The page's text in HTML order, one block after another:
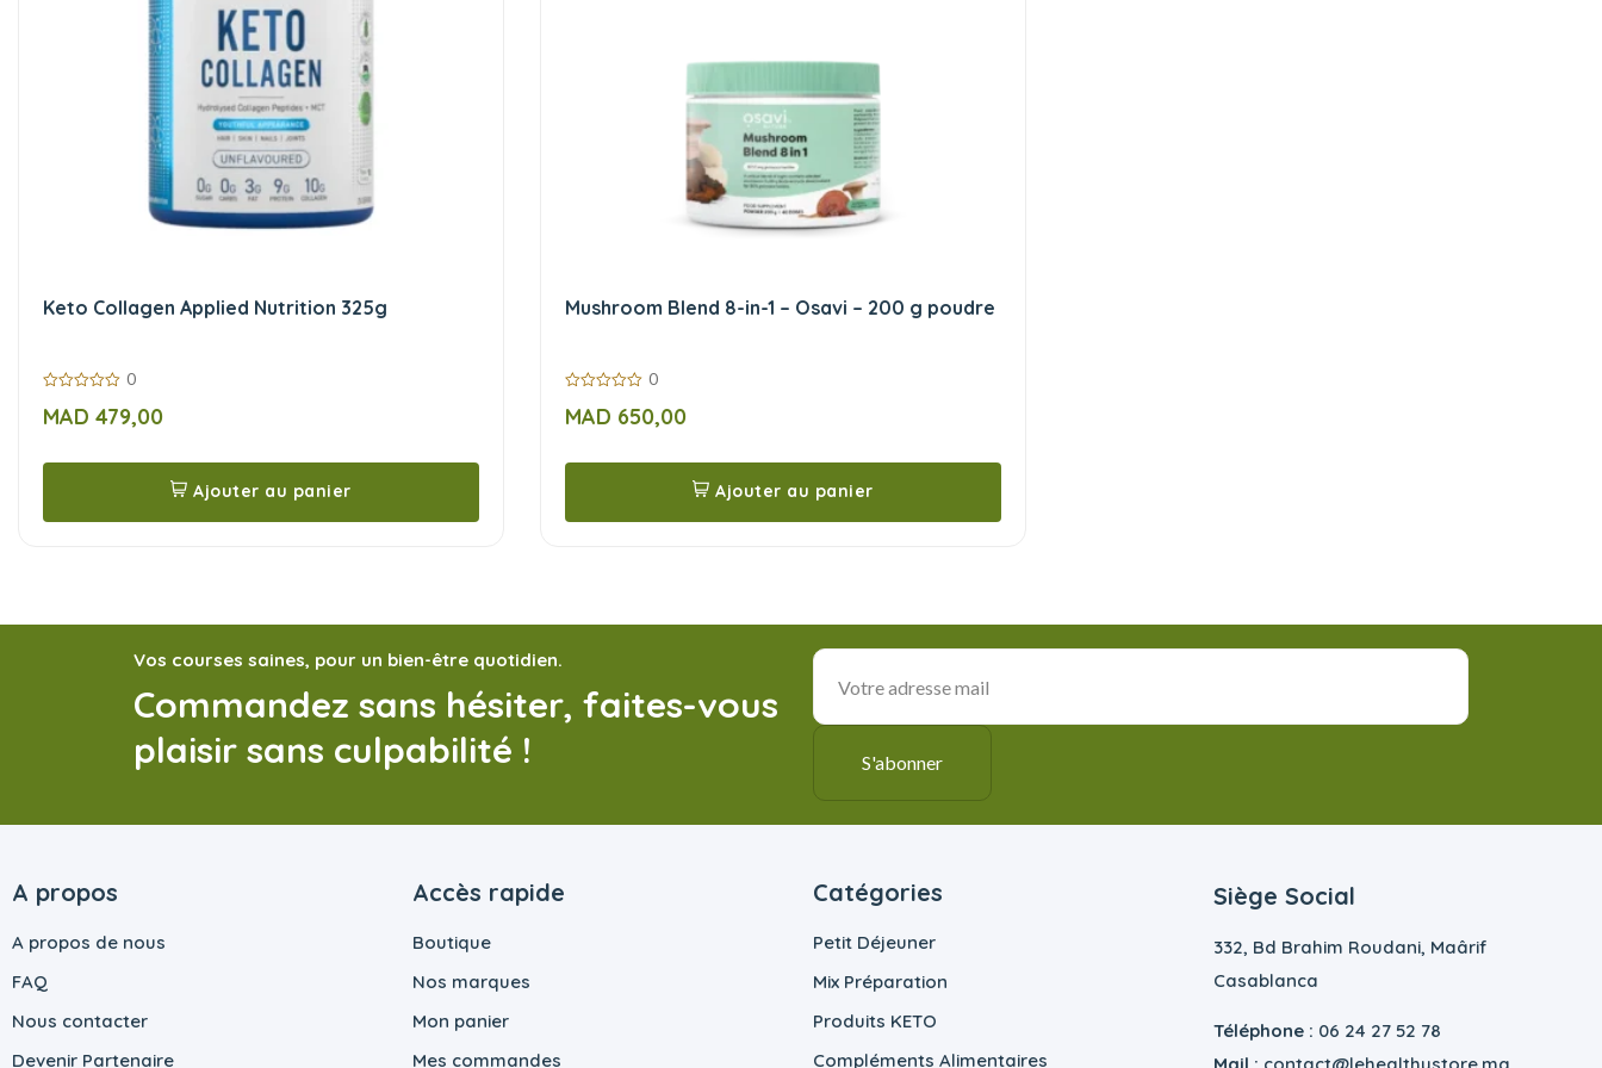
Keto Collagen Applied Nutrition 325g
sur
0
MAD 479,00
Ajouter au panier
Mushroom Blend 8-in-1 – Osavi – 200 g poudre
sur
0
MAD 650,00
Ajouter au panier
Vos courses saines, pour un bien-être quotidien.
Commandez sans hésiter, faites-vous
plaisir sans culpabilité !
A propos
A propos de nous
FAQ
Nous contacter
Devenir Partenaire
Accès rapide
Boutique
Nos marques
Mon panier
Mes commandes
Catégories
Petit Déjeuner
Mix Préparation
Produits KETO
Compléments Alimentaires
Siège Social
332, Bd Brahim Roudani, Maârif
Casablanca
Téléphone : 06 24 27 52 78